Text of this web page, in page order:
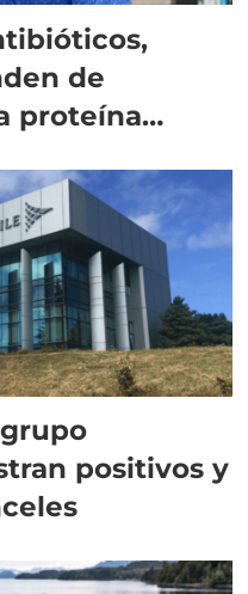
de
proteína
positivos y